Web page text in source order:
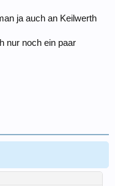
ja auch an Keilwerth
nur noch ein paar